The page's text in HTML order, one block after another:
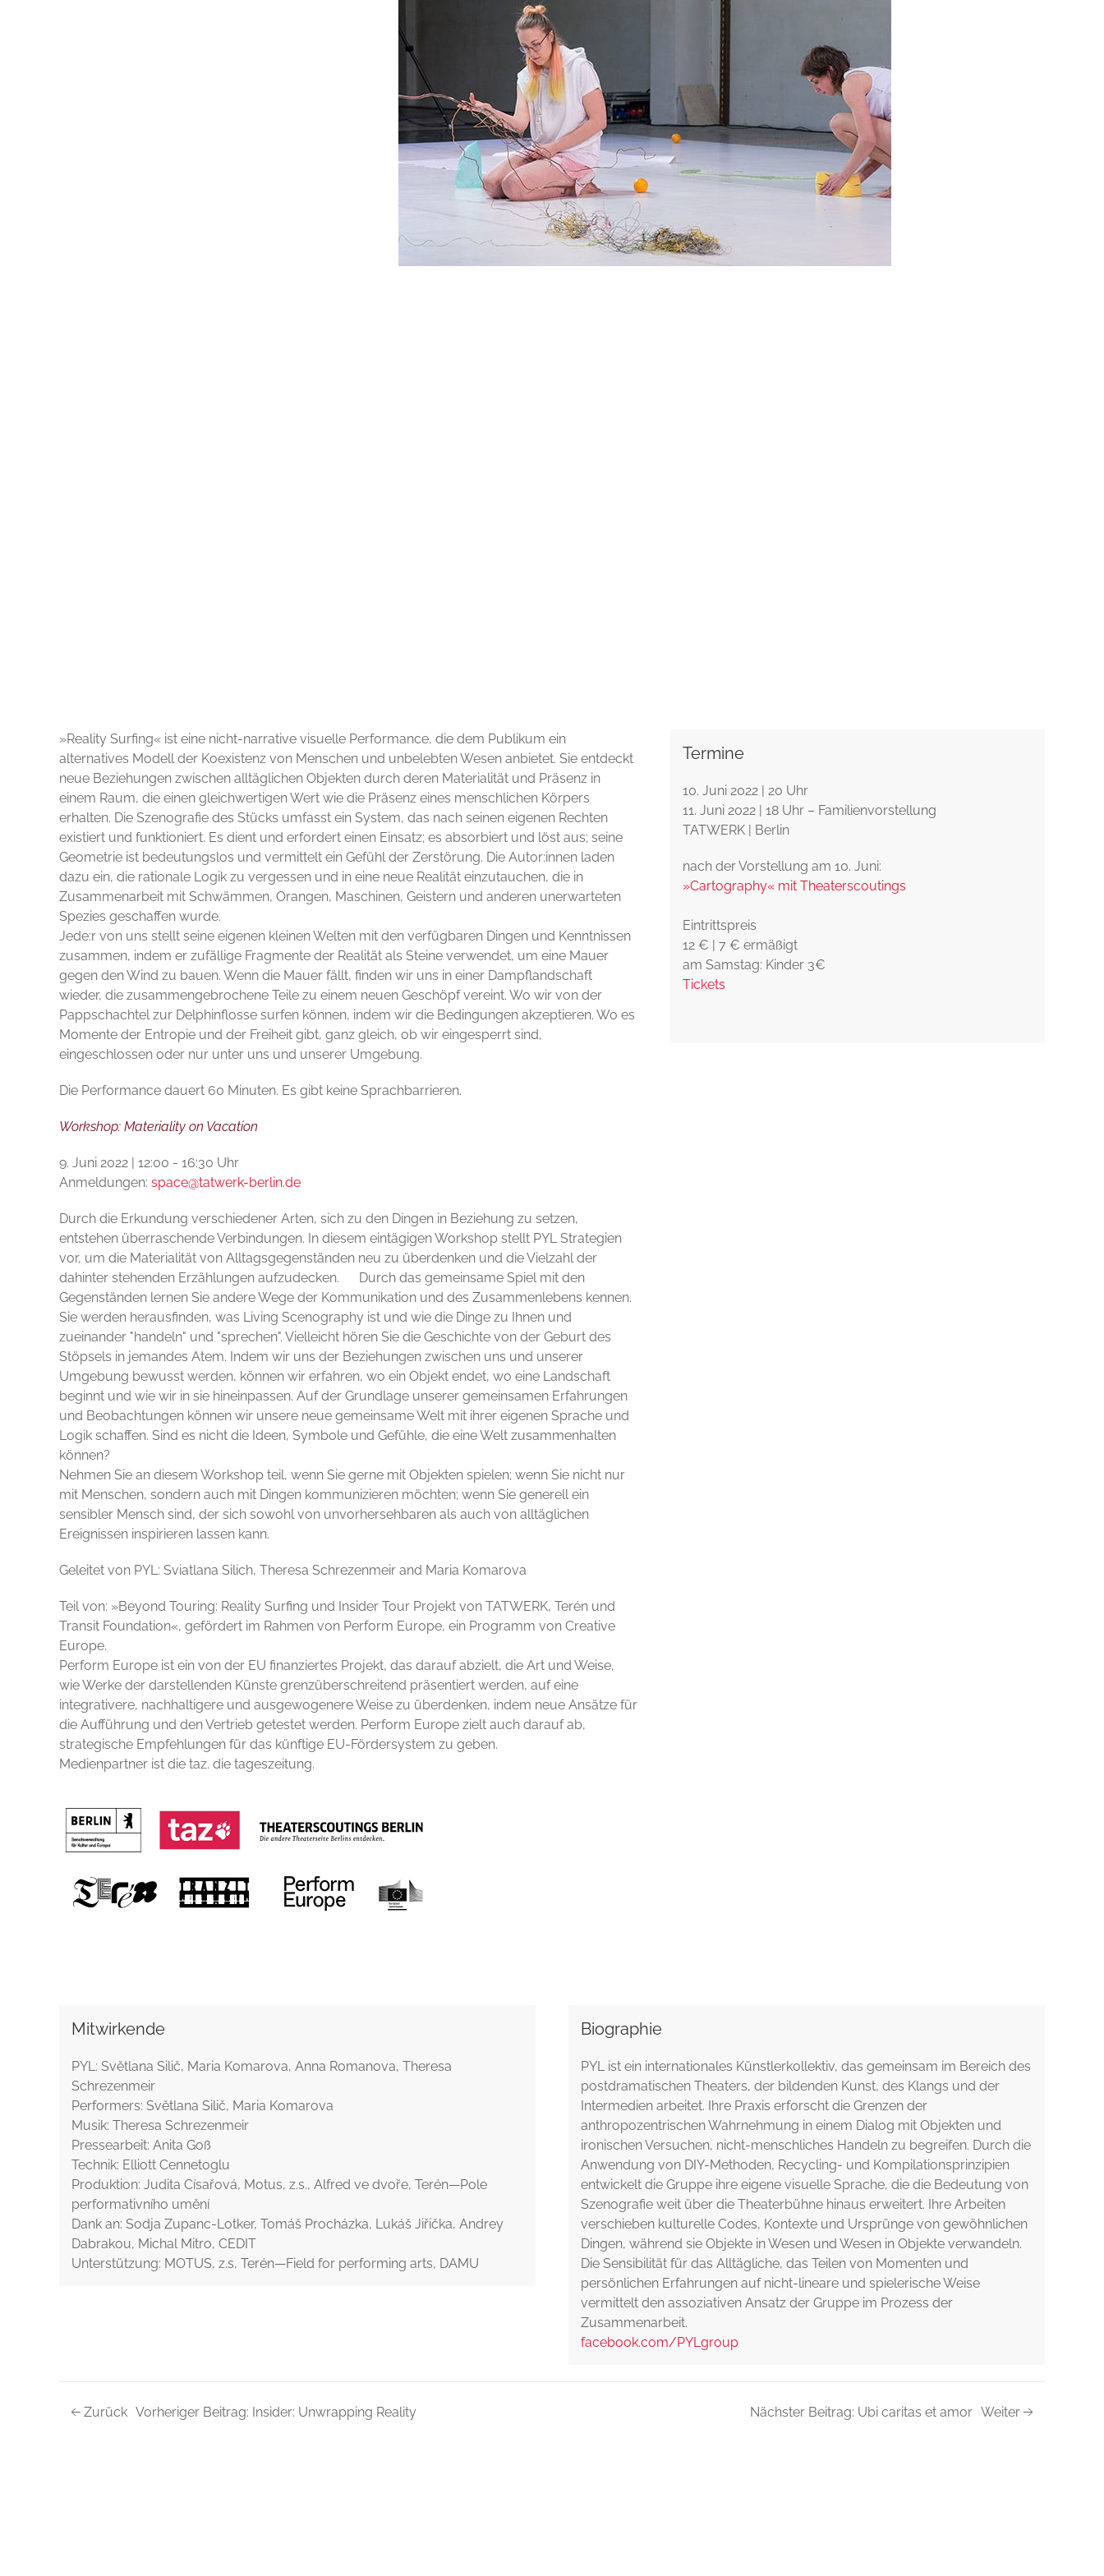
»Reality Surfing« ist eine nicht-narrative visuelle Performance, die dem Publikum ein
alternatives Modell der Koexistenz von Menschen und unbelebten Wesen anbietet. Sie entdeckt
neue Beziehungen zwischen alltäglichen Objekten durch deren Materialität und Präsenz in
einem Raum, die einen gleichwertigen Wert wie die Präsenz eines menschlichen Körpers
erhalten. Die Szenografie des Stücks umfasst ein System, das nach seinen eigenen Rechten
existiert und funktioniert. Es dient und erfordert einen Einsatz; es absorbiert und löst aus; seine
Geometrie ist bedeutungslos und vermittelt ein Gefühl der Zerstörung. Die Autor:innen laden
dazu ein, die rationale Logik zu vergessen und in eine neue Realität einzutauchen, die in
Zusammenarbeit mit Schwämmen, Orangen, Maschinen, Geistern und anderen unerwarteten
Spezies geschaffen wurde.
Jede:r von uns stellt seine eigenen kleinen Welten mit den verfügbaren Dingen und Kenntnissen
zusammen, indem er zufällige Fragmente der Realität als Steine verwendet, um eine Mauer
gegen den Wind zu bauen. Wenn die Mauer fällt, finden wir uns in einer Dampflandschaft
wieder, die zusammengebrochene Teile zu einem neuen Geschöpf vereint. Wo wir von der
Pappschachtel zur Delphinflosse surfen können, indem wir die Bedingungen akzeptieren. Wo es
Momente der Entropie und der Freiheit gibt, ganz gleich, ob wir eingesperrt sind,
eingeschlossen oder nur unter uns und unserer Umgebung.
Die Performance dauert 60 Minuten. Es gibt keine Sprachbarrieren.
Workshop: Materiality on Vacation
9. Juni 2022 | 12:00 - 16:30 Uhr
Anmeldungen: space@tatwerk-berlin.de
Durch die Erkundung verschiedener Arten, sich zu den Dingen in Beziehung zu setzen,
entstehen überraschende Verbindungen. In diesem eintägigen Workshop stellt PYL Strategien
vor, um die Materialität von Alltagsgegenständen neu zu überdenken und die Vielzahl der
dahinter stehenden Erzählungen aufzudecken. Durch das gemeinsame Spiel mit den
Gegenständen lernen Sie andere Wege der Kommunikation und des Zusammenlebens kennen.
Sie werden herausfinden, was Living Scenography ist und wie die Dinge zu Ihnen und
zueinander "handeln" und "sprechen". Vielleicht hören Sie die Geschichte von der Geburt des
Stöpsels in jemandes Atem. Indem wir uns der Beziehungen zwischen uns und unserer
Umgebung bewusst werden, können wir erfahren, wo ein Objekt endet, wo eine Landschaft
beginnt und wie wir in sie hineinpassen. Auf der Grundlage unserer gemeinsamen Erfahrungen
und Beobachtungen können wir unsere neue gemeinsame Welt mit ihrer eigenen Sprache und
Logik schaffen. Sind es nicht die Ideen, Symbole und Gefühle, die eine Welt zusammenhalten
können?
Nehmen Sie an diesem Workshop teil, wenn Sie gerne mit Objekten spielen; wenn Sie nicht nur
mit Menschen, sondern auch mit Dingen kommunizieren möchten; wenn Sie generell ein
sensibler Mensch sind, der sich sowohl von unvorhersehbaren als auch von alltäglichen
Ereignissen inspirieren lassen kann.
Geleitet von PYL: Sviatlana Silich, Theresa Schrezenmeir and Maria Komarova
Teil von: »Beyond Touring: Reality Surfing und Insider Tour Projekt von TATWERK, Terén und
Transit Foundation«, gefördert im Rahmen von Perform Europe, ein Programm von Creative
Europe.
Perform Europe ist ein von der EU finanziertes Projekt, das darauf abzielt, die Art und Weise,
wie Werke der darstellenden Künste grenzüberschreitend präsentiert werden, auf eine
integrativere, nachhaltigere und ausgewogenere Weise zu überdenken, indem neue Ansätze für
die Aufführung und den Vertrieb getestet werden. Perform Europe zielt auch darauf ab,
strategische Empfehlungen für das künftige EU-Fördersystem zu geben.
Medienpartner ist die taz. die tageszeitung.
Termine
10. Juni 2022 | 20 Uhr
11. Juni 2022 | 18 Uhr – Familienvorstellung
TATWERK | Berlin
nach der Vorstellung am 10. Juni:
»Cartography« mit Theaterscoutings
Eintrittspreis
12 € | 7 € ermäßigt
am Samstag: Kinder 3€
Tickets
Mitwirkende
PYL: Světlana Silič, Maria Komarova, Anna Romanova, Theresa
Schrezenmeir
Performers: Světlana Silič, Maria Komarova
Musik: Theresa Schrezenmeir
Pressearbeit: Anita Goß
Technik: Elliott Cennetoglu
Produktion: Judita Císařová, Motus, z.s., Alfred ve dvoře, Terén—Pole
performativního umění
Dank an: Sodja Zupanc-Lotker, Tomáš Procházka, Lukáš Jiřička, Andrey
Dabrakou, Michal Mitro, CEDIT
Unterstützung: MOTUS, z.s, Terén—Field for performing arts, DAMU
Biographie
PYL ist ein internationales Künstlerkollektiv, das gemeinsam im Bereich des
postdramatischen Theaters, der bildenden Kunst, des Klangs und der
Intermedien arbeitet. Ihre Praxis erforscht die Grenzen der
anthropozentrischen Wahrnehmung in einem Dialog mit Objekten und
ironischen Versuchen, nicht-menschliches Handeln zu begreifen. Durch die
Anwendung von DIY-Methoden, Recycling- und Kompilationsprinzipien
entwickelt die Gruppe ihre eigene visuelle Sprache, die die Bedeutung von
Szenografie weit über die Theaterbühne hinaus erweitert. Ihre Arbeiten
verschieben kulturelle Codes, Kontexte und Ursprünge von gewöhnlichen
Dingen, während sie Objekte in Wesen und Wesen in Objekte verwandeln.
Die Sensibilität für das Alltägliche, das Teilen von Momenten und
persönlichen Erfahrungen auf nicht-lineare und spielerische Weise
vermittelt den assoziativen Ansatz der Gruppe im Prozess der
Zusammenarbeit.
facebook.com/PYLgroup
Zurück Vorheriger Beitrag: Insider: Unwrapping Reality Nächster Beitrag: Ubi caritas et amor Weiter